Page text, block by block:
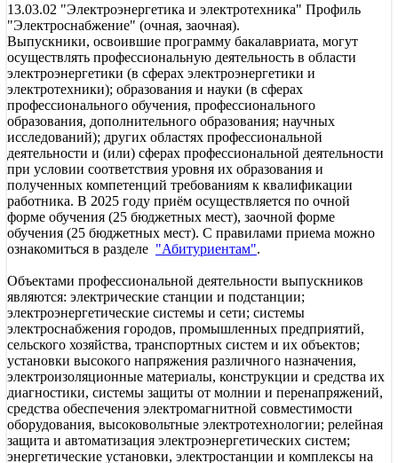
13.03.02 "Электроэнергетика и электротехника" Профиль
"Электроснабжение" (очная, заочная).
Выпускники, освоившие программу бакалавриата, могут
осуществлять профессиональную деятельность в области
электроэнергетики (в сферах электроэнергетики и
электротехники); образования и науки (в сферах
профессионального обучения, профессионального
образования, дополнительного образования; научных
исследований); других областях профессиональной
деятельности и (или) сферах профессиональной деятельности
при условии соответствия уровня их образования и
полученных компетенций требованиям к квалификации
работника. В 2025 году приём осуществляется по очной
форме обучения (25 бюджетных мест), заочной форме
обучения (25 бюджетных мест). С правилами приема можно
ознакомиться в разделе "Абитуриентам".
Объектами профессиональной деятельности выпускников
являются: электрические станции и подстанции;
электроэнергетические системы и сети; системы
электроснабжения городов, промышленных предприятий,
сельского хозяйства, транспортных систем и их объектов;
установки высокого напряжения различного назначения,
электроизоляционные материалы, конструкции и средства их
диагностики, системы защиты от молнии и перенапряжений,
средства обеспечения электромагнитной совместимости
оборудования, высоковольтные электротехнологии; релейная
защита и автоматизация электроэнергетических систем;
энергетические установки, электростанции и комплексы на